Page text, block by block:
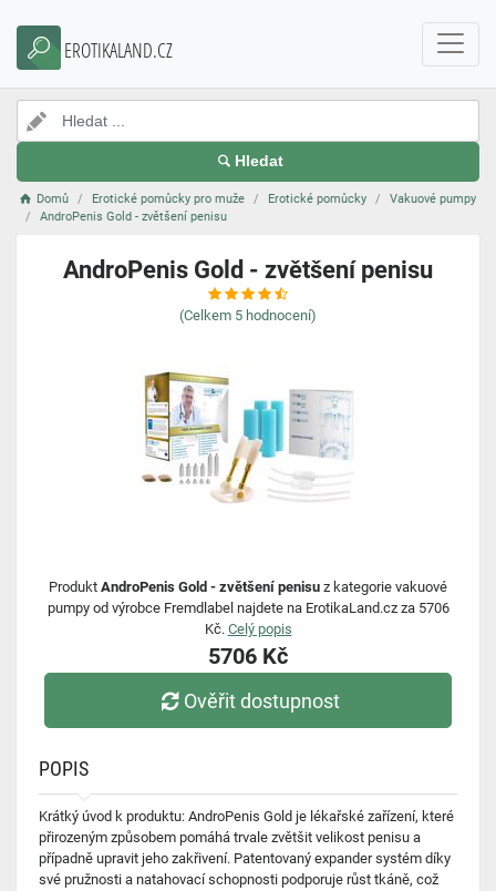
EROTIKALAND.CZ
Hledat
Domů Erotické pomůcky pro muže Erotické pomůcky
Vakuové pumpy
AndroPenis Gold - zvětšení penisu
AndroPenis Gold - zvětšení penisu
(Celkem 5 hodnocení)
Produkt AndroPenis Gold - zvětšení penisu z kategorie vakuové
pumpy od výrobce Fremdlabel najdete na ErotikaLand.cz za 5706
Kč. Celý popis
5706 Kč
Ověřit dostupnost
POPIS
Krátký úvod k produktu: AndroPenis Gold je lékařské zařízení, které
přirozeným způsobem pomáhá trvale zvětšit velikost penisu a
případně upravit jeho zakřivení. Patentovaný expander systém díky
své pružnosti a natahovací schopnosti podporuje růst tkáně, což